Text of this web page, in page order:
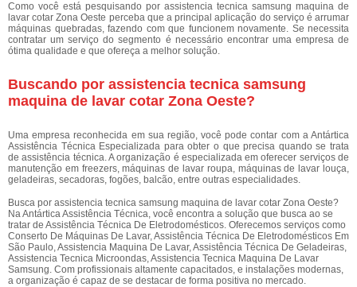
Como você está pesquisando por assistencia tecnica samsung maquina de
lavar cotar Zona Oeste perceba que a principal aplicação do serviço é arrumar
máquinas quebradas, fazendo com que funcionem novamente. Se necessita
contratar um serviço do segmento é necessário encontrar uma empresa de
ótima qualidade e que ofereça a melhor solução.
Buscando por assistencia tecnica samsung
maquina de lavar cotar Zona Oeste?
Uma empresa reconhecida em sua região, você pode contar com a Antártica
Assistência Técnica Especializada para obter o que precisa quando se trata
de assistência técnica. A organização é especializada em oferecer serviços de
manutenção em freezers, máquinas de lavar roupa, máquinas de lavar louça,
geladeiras, secadoras, fogões, balcão, entre outras especialidades.
Busca por assistencia tecnica samsung maquina de lavar cotar Zona Oeste?
Na Antártica Assistência Técnica, você encontra a solução que busca ao se
tratar de Assistência Técnica De Eletrodomésticos. Oferecemos serviços como
Conserto De Máquinas De Lavar, Assistência Técnica De Eletrodomésticos Em
São Paulo, Assistencia Maquina De Lavar, Assistência Técnica De Geladeiras,
Assistencia Tecnica Microondas, Assistencia Tecnica Maquina De Lavar
Samsung. Com profissionais altamente capacitados, e instalações modernas,
a organização é capaz de se destacar de forma positiva no mercado.